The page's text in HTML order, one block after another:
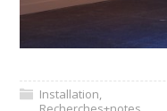
Installation,